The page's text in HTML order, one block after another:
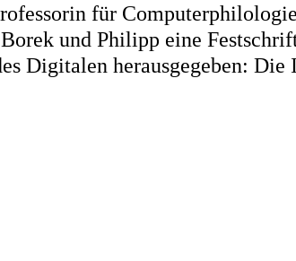
für
und Philipp eine
Digitalen herausgegeben: